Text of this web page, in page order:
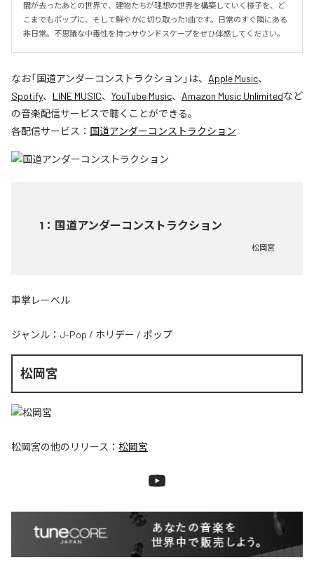
間が去ったあとの世界で、建物たちが理想の世界を構築していく様子を、ど
こまでもポップに、そして鮮やかに切り取った1曲です。日常のすぐ隣にある
非日常。不思議な中毒性を持つサウンドスケープをぜひ体感してください。
なお「国道アンダーコンストラクション 」は、 Apple Music、
Spotify、 LINE MUSIC、 YouTube Music、 Amazon Music Unlimitedなど
の音楽配信サービスで聴くことができる。
各配信サービス： 国道アンダーコンストラクション
1 ： 国道アンダーコンストラクション
松岡宮
車掌レーベル
ジャンル： J-Pop / ホリデー / ポップ
松岡宮
松岡宮の他のリリース： 松岡宮